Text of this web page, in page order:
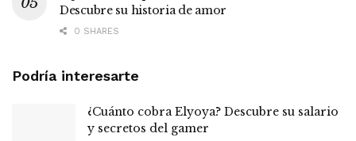
Descubre su historia de amor
0 SHARES
Podría interesarte
¿Cuánto cobra Elyoya? Descubre su salario
y secretos del gamer